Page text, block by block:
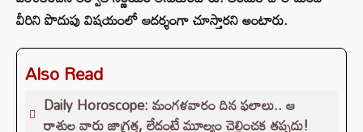
వీరిని పొదుపు విషయంలో ఆదర్శంగా చూస్తారని అంటారు.
Also Read
Daily Horoscope: మంగళవారం దిన ఫలాలు.. ఆ
రాశుల వారు జాగ్రత్త, లేదంటే మూల్యం చెల్లించక తప్పదు!